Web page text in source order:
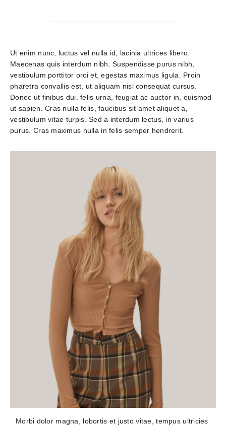
Ut enim nunc, luctus vel nulla id, lacinia ultrices libero.
Maecenas quis interdum nibh. Suspendisse purus nibh,
vestibulum porttitor orci et, egestas maximus ligula. Proin
pharetra convallis est, ut aliquam nisl consequat cursus.
Donec ut finibus dui. felis urna, feugiat ac auctor in, euismod
ut sapien. Cras nulla felis, faucibus sit amet aliquet a,
vestibulum vitae turpis. Sed a interdum lectus, in varius
purus. Cras maximus nulla in felis semper hendrerit.
Morbi dolor magna, lobortis et justo vitae, tempus ultricies